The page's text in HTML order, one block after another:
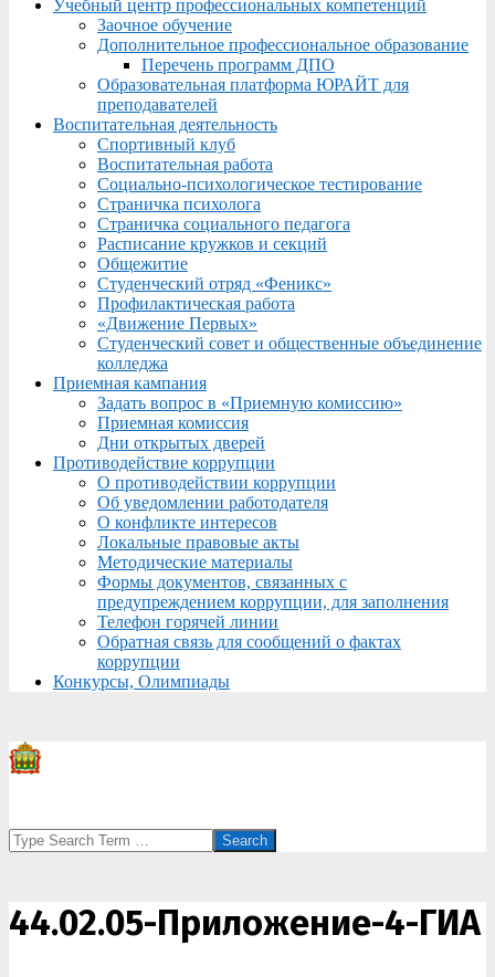
Учебный центр профессиональных компетенций
Заочное обучение
Дополнительное профессиональное образование
Перечень программ ДПО
Образовательная платформа ЮРАЙТ для
преподавателей
Воспитательная деятельность
Спортивный клуб
Воспитательная работа
Социально-психологическое тестирование
Страничка психолога
Страничка социального педагога
Расписание кружков и секций
Общежитие
Студенческий отряд «Феникс»
Профилактическая работа
«Движение Первых»
Студенческий совет и общественные объединение
колледжа
Приемная кампания
Задать вопрос в «Приемную комиссию»
Приемная комиссия
Дни открытых дверей
Противодействие коррупции
О противодействии коррупции
Об уведомлении работодателя
О конфликте интересов
Локальные правовые акты
Методические материалы
Формы документов, связанных с
предупреждением коррупции, для заполнения
Телефон горячей линии
Обратная связь для сообщений о фактах
коррупции
Конкурсы, Олимпиады
Search
44.02.05-Приложение-4-ГИА